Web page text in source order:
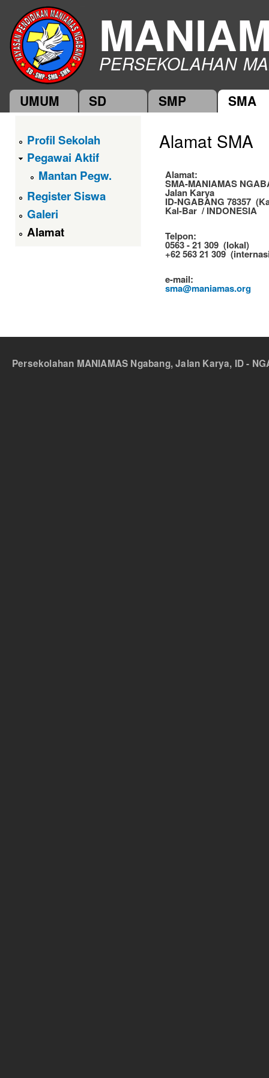
PERSEKOLAHAN
Main menu
UMUM SD SMP SMA
Profil Sekolah
Pegawai Aktif
Mantan Pegw.
Register Siswa
Galeri
Alamat
Alamat SMA
Alamat:
SMA-MANIAMAS
Jalan Karya
ID-NGABANG 78357
Kal-Bar / INDONESIA
Telpon:
0563 - 21 309 (lokal)
+62 563 21 309
e-mail:
sma@maniamas.org
Persekolahan MANIAMAS Ngabang, Jalan Karya, ID -